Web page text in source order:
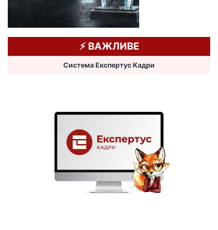
⚡️ ВАЖЛИВЕ
Система Експертус Кадри